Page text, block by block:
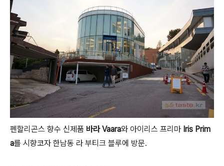
펜할리곤스 향수 신제품 바라 Vaara와 아이리스 프리마 Iris Prim
a를 시향코자 한남동 라 부티크 블루에 방문.